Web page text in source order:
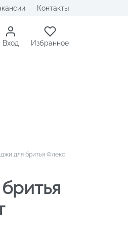
Контакты
Вход Избранное
для бритья Флекс